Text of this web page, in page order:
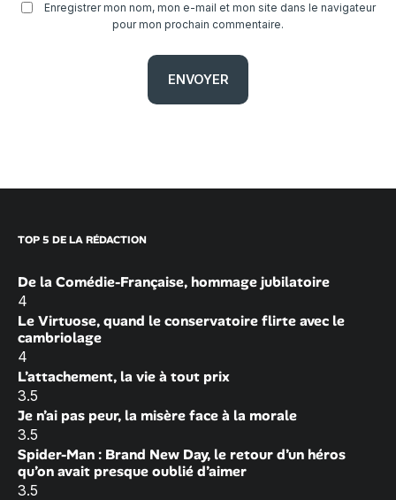
Enregistrer mon nom, mon e-mail et mon site dans le navigateur
pour mon prochain commentaire.
TOP 5 DE LA RÉDACTION
De la Comédie-Française, hommage jubilatoire
4
Le Virtuose, quand le conservatoire flirte avec le
cambriolage
4
L’attachement, la vie à tout prix
3.5
Je n’ai pas peur, la misère face à la morale
3.5
Spider-Man : Brand New Day, le retour d’un héros
qu’on avait presque oublié d’aimer
3.5